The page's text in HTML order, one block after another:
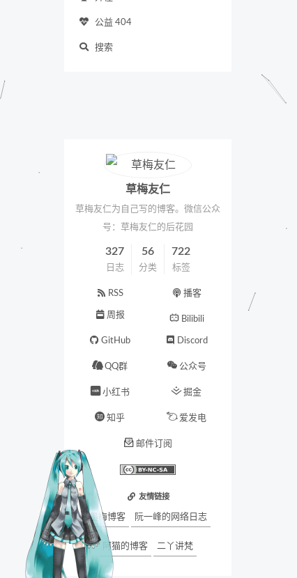
公益 404
搜索
草梅友仁
草梅友仁为自己写的博客。微信公众
号：草梅友仁的后花园
327
日志
56
分类
722
标签
RSS 播客
周报 Bilibili
GitHub Discord
QQ群 公众号
小红书 掘金
知乎 爱发电
邮件订阅
友情链接
墨梅博客 阮一峰的网络日志
阿猫的博客 二丫讲梵